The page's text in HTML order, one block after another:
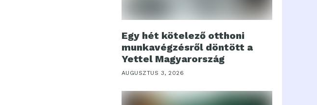
Egy hét kötelező otthoni
munkavégzésről döntött a
Yettel Magyarország
AUGUSZTUS 3, 2026